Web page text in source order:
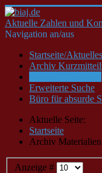
Aktuelle Zahlen und
Navigation an/aus
Startseite/Aktuelles
Archiv
Erweiterte Suche
Büro für absurde
Aktuelle Seite:
Startseite
Archiv Materialien
Anzeige #